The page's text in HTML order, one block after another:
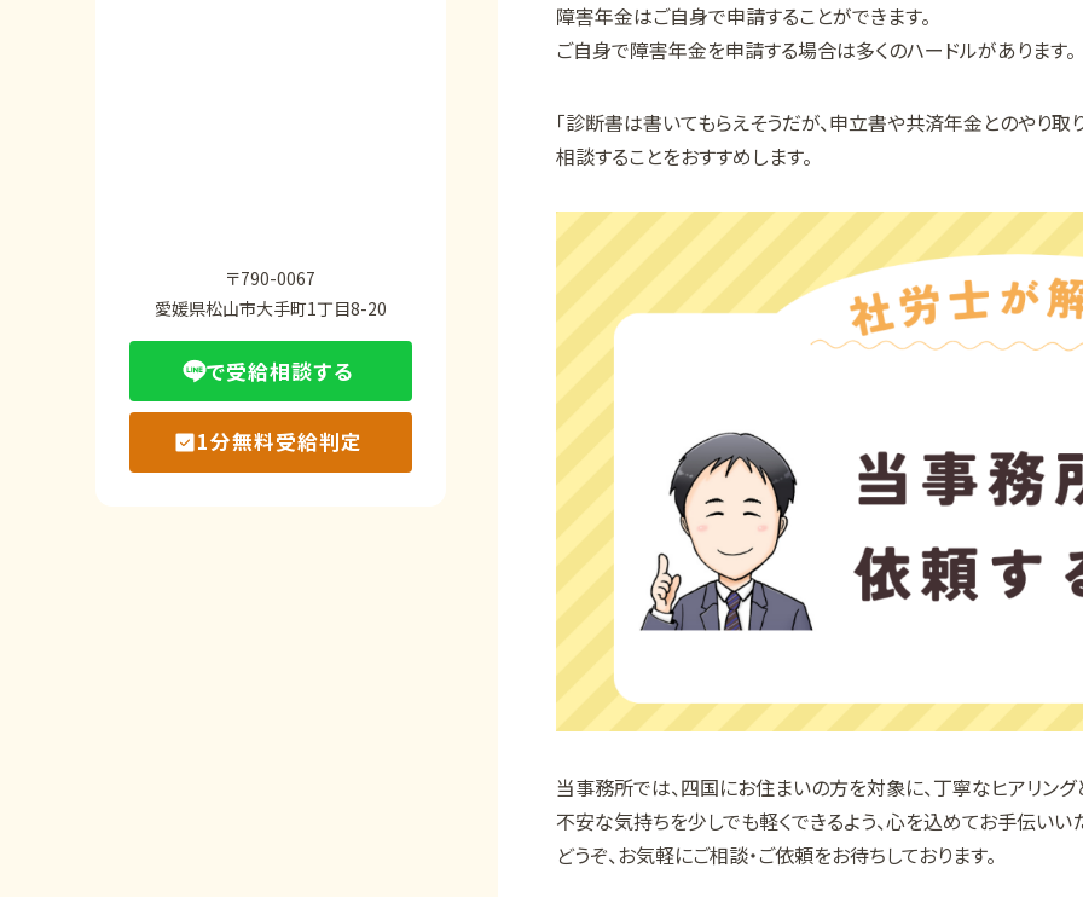
障害年金はご自身で申請することができます。
ご自身で障害年金を申請する場合は多くのハードルがあります。
「診断書は書いてもらえそうだが、申立書や共済年金とのやり
相談することをおすすめします。
当事務所では、四国にお住まいの方を対象に、丁寧なヒアリング
不安な気持ちを少しでも軽くできるよう、心を込めてお手伝いい
どうぞ、お気軽にご相談・ご依頼をお待ちしております。
〒790-0067
愛媛県松山市大手町1丁目8-20
で受給相談する
1分無料受給判定